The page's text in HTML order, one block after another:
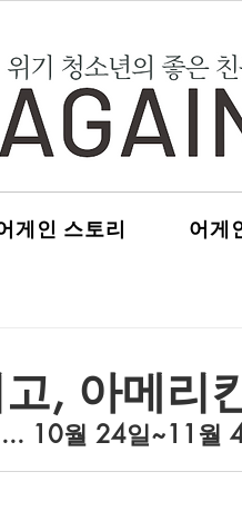
게인 스토리 어게
, 아메리
10월 24일~11월